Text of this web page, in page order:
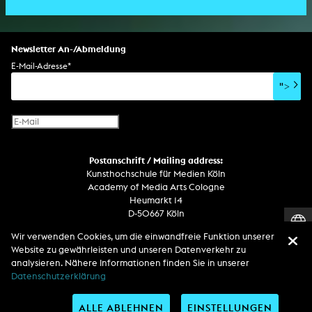
Setdesign
Soundtrack
Kunst am Bau
Album
Soundeffekte
Computerspiel
Benutzerinterface
Virtual Reality
Internet-Fernsehen
Computergrafik
Computerinstallation
Drehbuch
Buchprojekt
Text
Newsletter An-/Abmeldung
E-Mail-Adresse*
">
Postanschrift / Mailing address:
Kunsthochschule für Medien Köln
Academy of Media Arts Cologne
Heumarkt 14
D-50667 Köln
Telefon
Zentrale / Empfang +49 221 201 89 - 0 / - 400
Wachdienst / Security guard +49 151 186 863 40 (19 Uhr bis 6 Uhr)
Entdecken Sie uns auf
Wir verwenden Cookies, um die einwandfreie Funktion unserer
Website zu gewährleisten und unseren Datenverkehr zu
analysieren. Nähere Informationen finden Sie in unserer
Datenschutzerklärung
EINSTELLUNGEN
ALLE ABLEHNEN